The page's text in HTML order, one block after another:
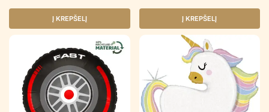
Į KREPŠELĮ Į KREPŠELĮ